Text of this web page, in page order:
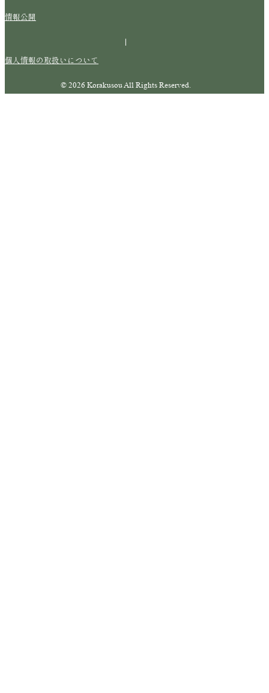
情報公開
|
個人情報の取扱いについて
© 2026 Korakusou All Rights Reserved.